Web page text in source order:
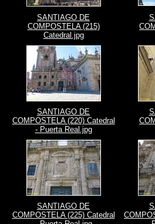
SANTIAGO DE
COMPOSTELA (215)
Catedral.jpg
SANTIAGO DE
COMPOSTELA (220) Catedral
- Puerta Real.jpg
SANTIAGO DE
COMPOSTELA (225) Catedral